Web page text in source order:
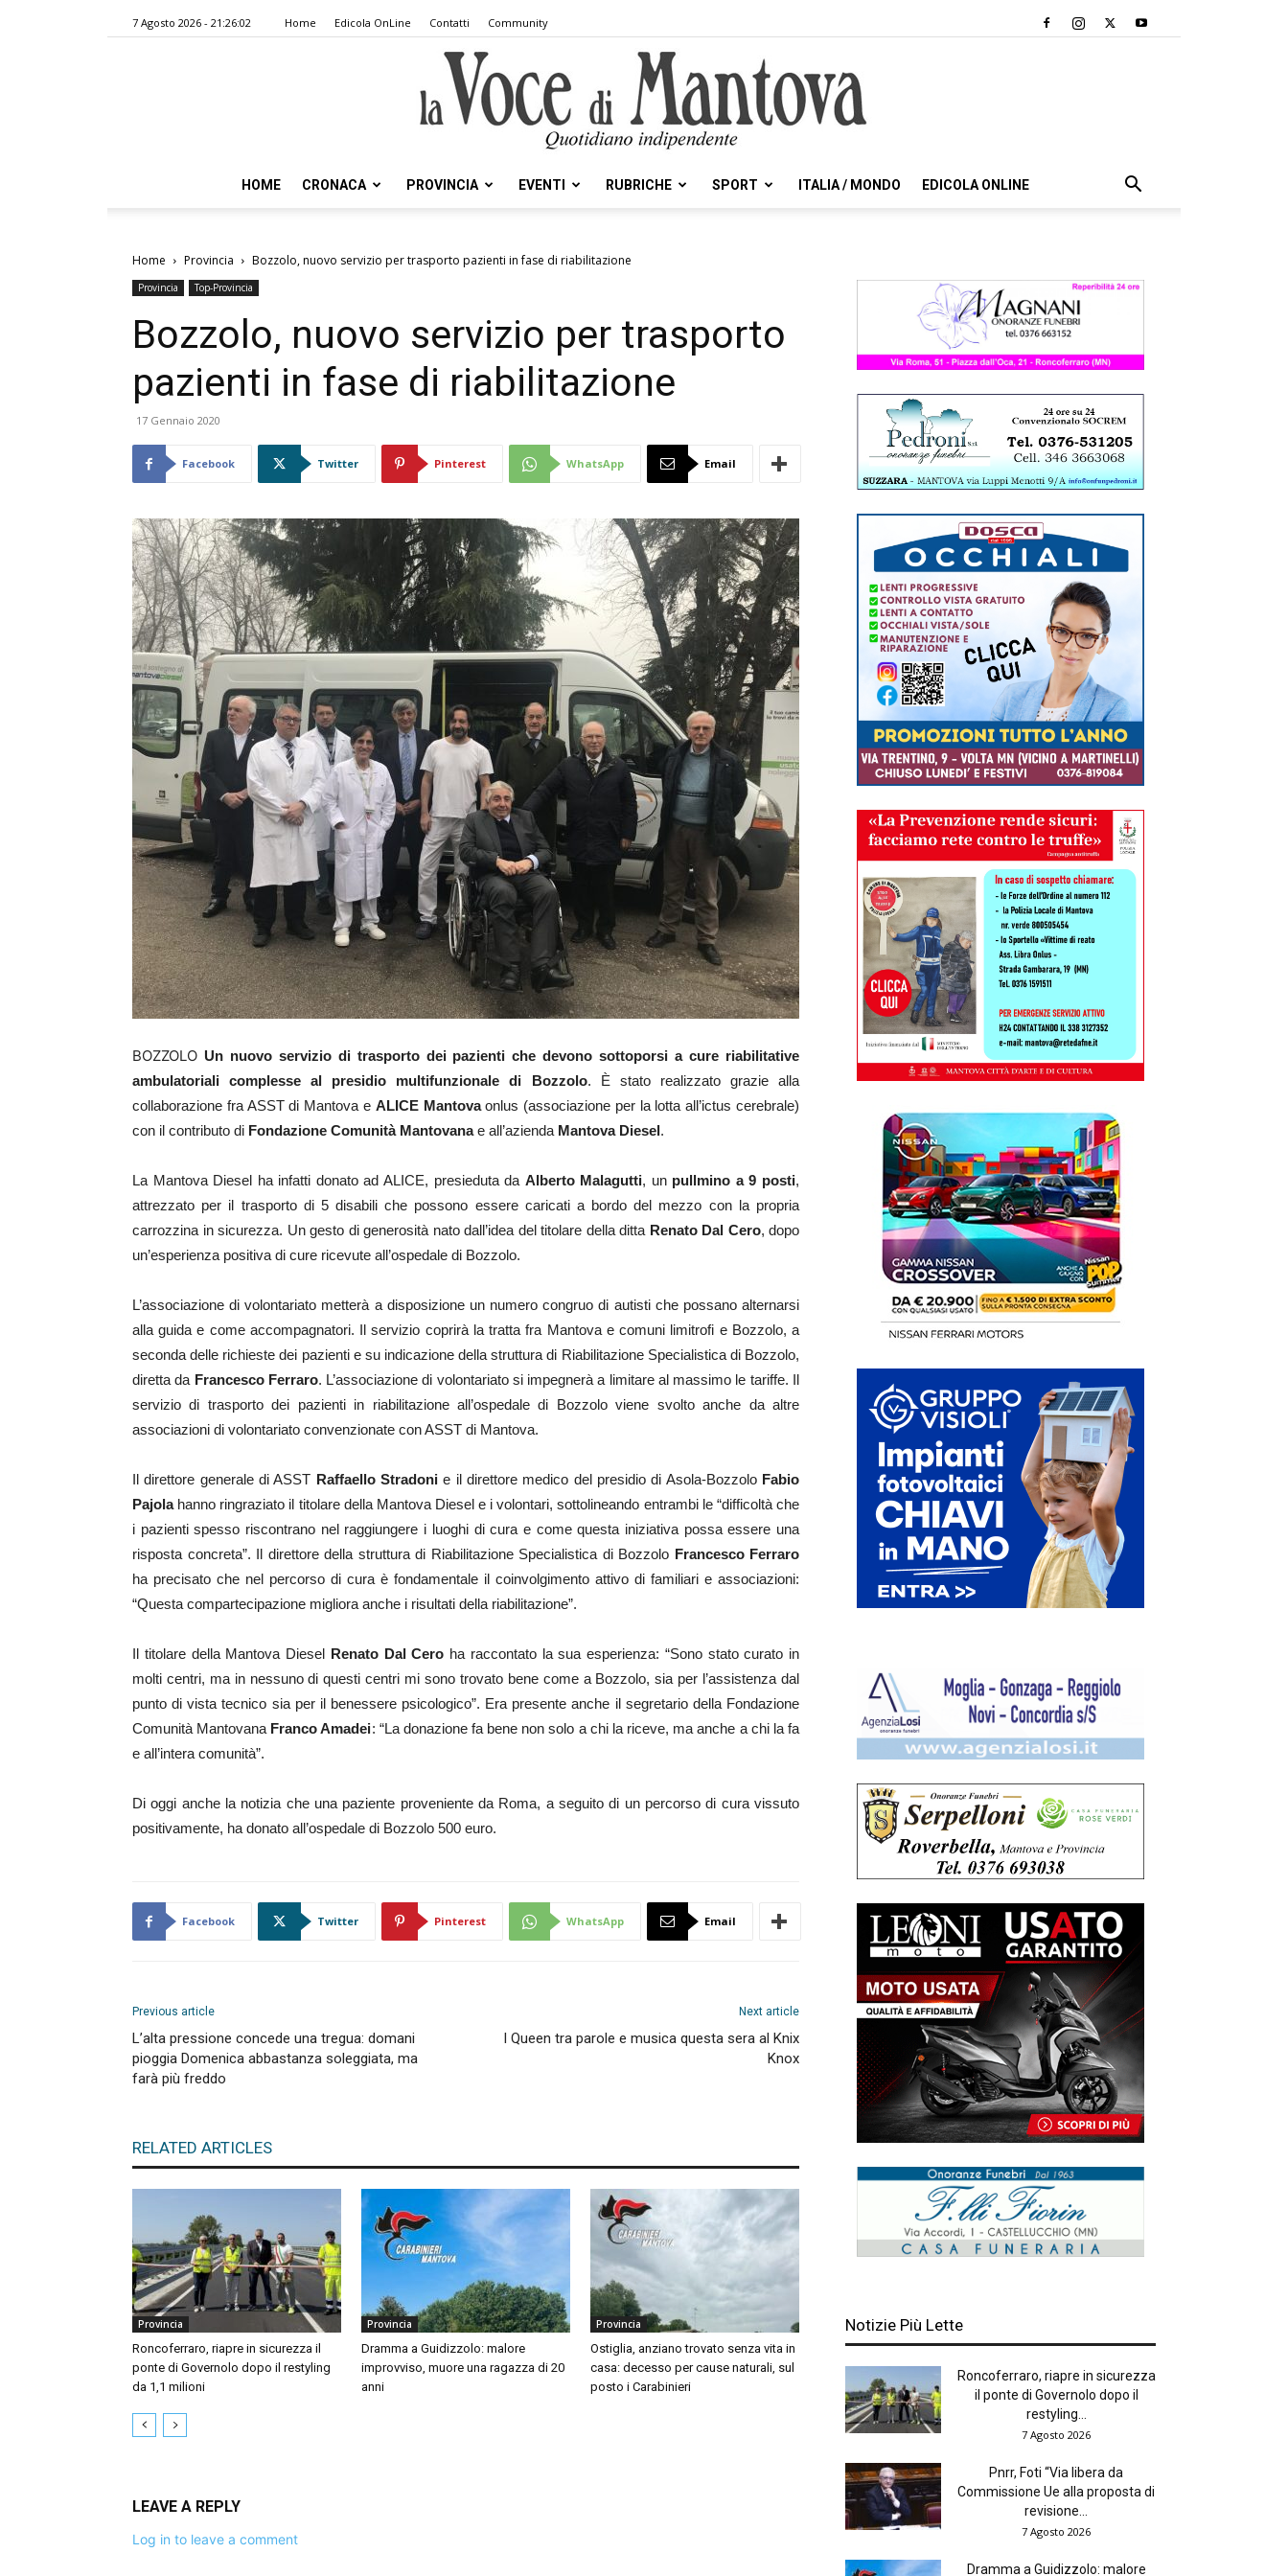
7 Agosto 2026 - 21:26:02 Home Edicola OnLine Contatti Community
Voce
Mantova
HOME CRONACA PROVINCIA EVENTI RUBRICHE SPORT ITALIA / MONDO EDICOLA ONLINE
Home Provincia Bozzolo, nuovo servizio per trasporto pazienti in fase di riabilitazione
Provincia Top-Provincia
Bozzolo, nuovo servizio per trasporto
pazienti in fase di riabilitazione
17 Gennaio 2020
Facebook Twitter Pinterest WhatsApp Email
BOZZOLO Un nuovo servizio di trasporto dei pazienti che devono sottoporsi a cure riabilitative
ambulatoriali complesse al presidio multifunzionale di Bozzolo. È stato realizzato grazie alla
collaborazione fra ASST di Mantova e ALICE Mantovaonlus (associazione per la lotta all’ictus cerebrale)
con il contributo di Fondazione Comunità Mantovanae all’azienda Mantova Diesel.
La Mantova Diesel ha infatti donato ad ALICE, presieduta da Alberto Malagutti, un pullmino a 9 posti,
attrezzato per il trasporto di 5 disabili che possono essere caricati a bordo del mezzo con la propria
carrozzina in sicurezza. Un gesto di generosità nato dall’idea del titolare della ditta Renato Dal Cero, dopo
un’esperienza positiva di cure ricevute all’ospedale di Bozzolo.
L’associazione di volontariato metterà a disposizione un numero congruo di autisti che possano alternarsi
alla guida e come accompagnatori. Il servizio coprirà la tratta fra Mantova e comuni limitrofi e Bozzolo, a
seconda delle richieste dei pazienti e su indicazione della struttura di Riabilitazione Specialistica di Bozzolo,
diretta da Francesco Ferraro. L’associazione di volontariato si impegnerà a limitare al massimo le tariffe. Il
servizio di trasporto dei pazienti in riabilitazione all’ospedale di Bozzolo viene svolto anche da altre
associazioni di volontariato convenzionate con ASST di Mantova.
Il direttore generale di ASST Raffaello Stradoni e il direttore medico del presidio di Asola-Bozzolo Fabio
Pajolahanno ringraziato il titolare della Mantova Diesel e i volontari, sottolineando entrambi le “difficoltà che
i pazienti spesso riscontrano nel raggiungere i luoghi di cura e come questa iniziativa possa essere una
risposta concreta”. Il direttore della struttura di Riabilitazione Specialistica di Bozzolo Francesco Ferraro
ha precisato che nel percorso di cura è fondamentale il coinvolgimento attivo di familiari e associazioni:
“Questa compartecipazione migliora anche i risultati della riabilitazione”.
Il titolare della Mantova Diesel Renato Dal Cero ha raccontato la sua esperienza: “Sono stato curato in
molti centri, ma in nessuno di questi centri mi sono trovato bene come a Bozzolo, sia per l’assistenza dal
punto di vista tecnico sia per il benessere psicologico”. Era presente anche il segretario della Fondazione
Comunità Mantovana Franco Amadei: “La donazione fa bene non solo a chi la riceve, ma anche a chi la fa
e all’intera comunità”.
Di oggi anche la notizia che una paziente proveniente da Roma, a seguito di un percorso di cura vissuto
positivamente, ha donato all’ospedale di Bozzolo 500 euro.
Facebook Twitter Pinterest WhatsApp Email
Previous article
L’alta pressione concede una tregua: domani
pioggia Domenica abbastanza soleggiata, ma
farà più freddo
Next article
I Queen tra parole e musica questa sera al Knix
Knox
RELATED ARTICLES
Provincia
Roncoferraro, riapre in sicurezza il
ponte di Governolo dopo il restyling
da 1,1 milioni
Provincia
Dramma a Guidizzolo: malore
improvviso, muore una ragazza di 20
anni
Provincia
Ostiglia, anziano trovato senza vita in
casa: decesso per cause naturali, sul
posto i Carabinieri
LEAVE A REPLY
Log in to leave a comment
Notizie Più Lette
Roncoferraro, riapre in sicurezza
il ponte di Governolo dopo il
restyling...
7 Agosto 2026
Pnrr, Foti “Via libera da
Commissione Ue alla proposta di
revisione...
7 Agosto 2026
Dramma a Guidizzolo: malore